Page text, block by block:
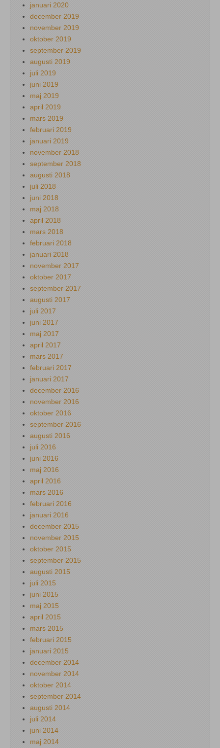
januari 2020
december 2019
november 2019
oktober 2019
september 2019
augusti 2019
juli 2019
juni 2019
maj 2019
april 2019
mars 2019
februari 2019
januari 2019
november 2018
september 2018
augusti 2018
juli 2018
juni 2018
maj 2018
april 2018
mars 2018
februari 2018
januari 2018
november 2017
oktober 2017
september 2017
augusti 2017
juli 2017
juni 2017
maj 2017
april 2017
mars 2017
februari 2017
januari 2017
december 2016
november 2016
oktober 2016
september 2016
augusti 2016
juli 2016
juni 2016
maj 2016
april 2016
mars 2016
februari 2016
januari 2016
december 2015
november 2015
oktober 2015
september 2015
augusti 2015
juli 2015
juni 2015
maj 2015
april 2015
mars 2015
februari 2015
januari 2015
december 2014
november 2014
oktober 2014
september 2014
augusti 2014
juli 2014
juni 2014
maj 2014